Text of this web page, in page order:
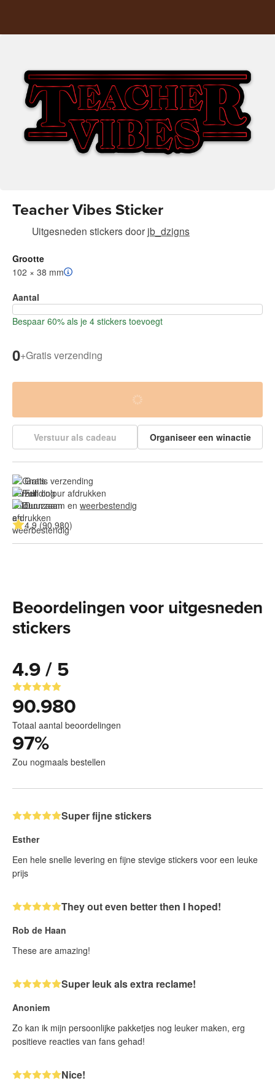
Teacher Vibes Sticker
Uitgesneden stickersdoor jb_dzigns
Grootte
102 × 38 mm
Aantal
Bespaar 60% als je 4 stickers toevoegt
0+Gratis verzending
Verstuur als cadeau Organiseer een winactie
Gratis verzending
Full colour afdrukken
Duurzaam en weerbestendig
4.9 (90.980)
Beoordelingen voor uitgesneden
stickers
4.9 / 5
90.980
Totaal aantal beoordelingen
97%
Zou nogmaals bestellen
Super fijne stickers
Esther
Een hele snelle levering en fijne stevige stickers voor een leuke
prijs
They out even better then I hoped!
Rob de Haan
These are amazing!
Super leuk als extra reclame!
Anoniem
Zo kan ik mijn persoonlijke pakketjes nog leuker maken, erg
positieve reacties van fans gehad!
Nice!